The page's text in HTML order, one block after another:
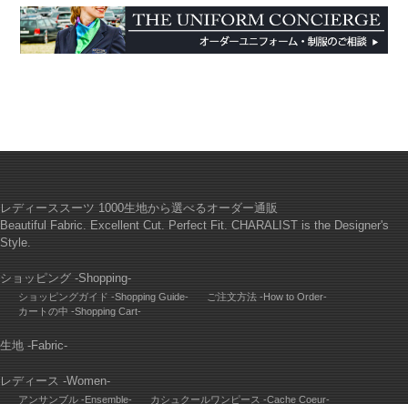
レディーススーツ 1000生地から選べるオーダー通販
Beautiful Fabric. Excellent Cut. Perfect Fit. CHARALIST is the Designer's
Style.
ショッピング -Shopping-
ショッピングガイド -Shopping Guide-
ご注文方法 -How to Order-
カートの中 -Shopping Cart-
生地 -Fabric-
レディース -Women-
アンサンブル -Ensemble- カシュクールワンピース -Cache Coeur-